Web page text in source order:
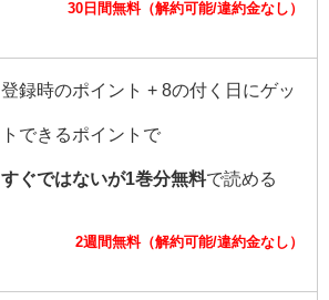
30日間無料（解約可能/違約金なし）
登録時のポイント + 8の付く日にゲッ
トできるポイントで
すぐではないが1巻分無料で読める
2週間無料（解約可能/違約金なし）